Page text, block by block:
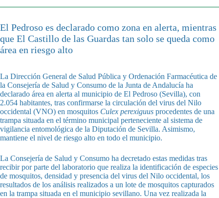
El Pedroso es declarado como zona en alerta, mientras
que El Castillo de las Guardas tan solo se queda como
área en riesgo alto
La Dirección General de Salud Pública y Ordenación Farmacéutica de
la Consejería de Salud y Consumo de la Junta de Andalucía ha
declarado área en alerta al municipio de El Pedroso (Sevilla), con
2.054 habitantes, tras confirmarse la circulación del virus del Nilo
occidental (VNO) en mosquitos Culex perexiguus procedentes de una
trampa situada en el término municipal perteneciente al sistema de
vigilancia entomológica de la Diputación de Sevilla. Asimismo,
mantiene el nivel de riesgo alto en todo el municipio.
La Consejería de Salud y Consumo ha decretado estas medidas tras
recibir por parte del laboratorio que realiza la identificación de especies
de mosquitos, densidad y presencia del virus del Nilo occidental, los
resultados de los análisis realizados a un lote de mosquitos capturados
en la trampa situada en el municipio sevillano. Una vez realizada la